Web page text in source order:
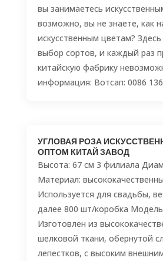
вы занимаетесь
возможно, вы не знаете, как
искусственным цветам?
выбор сортов, и каждый раз
китайскую фабрику
информация: Вотсап: 0086
УГЛОВАЯ РОЗА
ОПТОМ КИТАЙ ЗАВОД
Высота: 67 см 3 филиала
Материал:
Используется для свадьбы,
далее 800 шт/коробка Модель:
Изготовлен из
шелковой ткани, обернутой
лепестков, с высоким